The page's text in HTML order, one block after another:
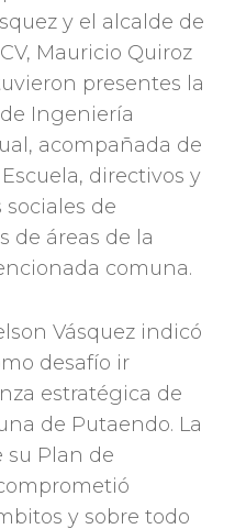
y el alcalde de
Mauricio Quiroz
presentes la
Ingeniería
acompañada de
directivos y
de
de áreas de la
comuna.
Vásquez indicó
desafío ir
estratégica de
de Putaendo. La
su Plan de
y sobre todo